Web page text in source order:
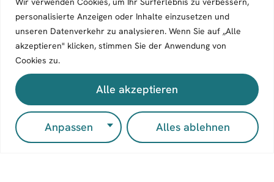
personalisierte Anzeigen oder Inhalte einzusetzen und
unseren Datenverkehr zu analysieren. Wenn Sie auf „Alle
akzeptieren" klicken, stimmen Sie der Anwendung von
Cookies zu.
Anpassen Alles ablehnen
Alle akzeptieren
Zeilenfluss © 2026. All Rights Reserved.
Impressum Kontakt